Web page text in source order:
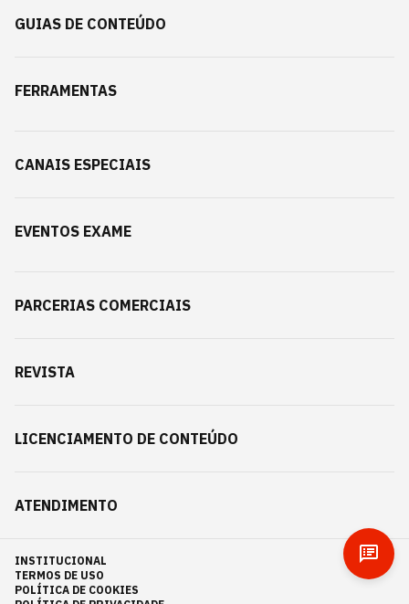
GUIAS DE CONTEÚDO
FERRAMENTAS
CANAIS ESPECIAIS
EVENTOS EXAME
PARCERIAS COMERCIAIS
REVISTA
LICENCIAMENTO DE CONTEÚDO
ATENDIMENTO
INSTITUCIONAL
TERMOS DE USO
POLÍTICA DE COOKIES